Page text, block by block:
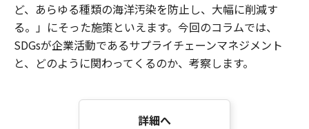
ど、あらゆる種類の海洋汚染を防止し、大幅に削減す
る。」にそった施策といえます。今回のコラムでは、
SDGsが企業活動であるサプライチェーンマネジメント
と、どのように関わってくるのか、考察します。
詳細へ